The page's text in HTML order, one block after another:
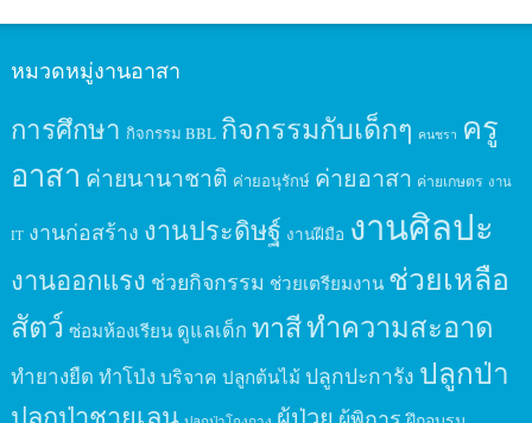
หมวดหมู่งานอาสา
การศึกษา กิจกรรม BBL กิจกรรมกับเด็กๆ คนชรา ครู
อาสา ค่ายนานาชาติ ค่ายอนุรักษ์ ค่ายอาสา ค่ายเกษตร งาน
IT งานก่อสร้าง งานประดิษฐ์ งานฝีมือ งานศิลปะ
งานออกแรง ช่วยกิจกรรม ช่วยเตรียมงาน ช่วยเหลือ
สัตว์ ซ่อมห้องเรียน ดูแลเด็ก ทาสีทำความสะอาด
ทำยางยืด ทำโป่ง บริจาค ปลูกต้นไม้ ปลูกปะการัง ปลูกป่า